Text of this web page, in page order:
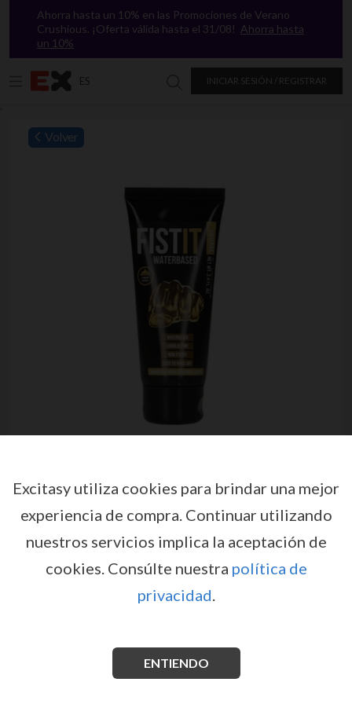
`
Ahorra hasta un 10% en las Promociones de Verano
Crushious. ¡Oferta válida hasta el 31/08! Ahorra hasta
un 10%
ES INICIAR SESIÓN / REGISTRAR
Buscar en Excitasy
Volver
LUBRICANTE A BASE DE AGUA
EAN: 7423522515587
Excitasy utiliza cookies para brindar una mejor
experiencia de compra.Continuar utilizando
nuestros servicios implica la aceptación de
cookies.Consúlte nuestra política de
privacidad.
ENTIENDO